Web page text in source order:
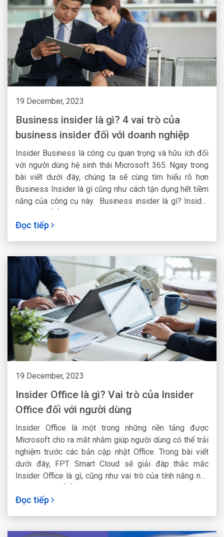
19 December, 2023
Business insider là gì? 4 vai trò của
business insider đối với doanh nghiệp
Insider Business là công cụ quan trọng và hữu ích đối
với người dùng hệ sinh thái Microsoft 365. Ngay trong
bài viết dưới đây, chúng ta sẽ cùng tìm hiểu rõ hơn
Business Insider là gì cũng như cách tận dụng hết tiềm
năng của công cụ này. Business insider là gì? Insider
Đọc tiếp
19 December, 2023
Insider Office là gì? Vai trò của Insider
Office đối với người dùng
Insider Office là một trong những nền tảng được
Microsoft cho ra mắt nhằm giúp người dùng có thể trải
nghiệm trước các bản cập nhật Office. Trong bài viết
dưới đây, FPT Smart Cloud sẽ giải đáp thắc mắc
Insider Office là gì, cũng như vai trò của tính năng này
Đọc tiếp